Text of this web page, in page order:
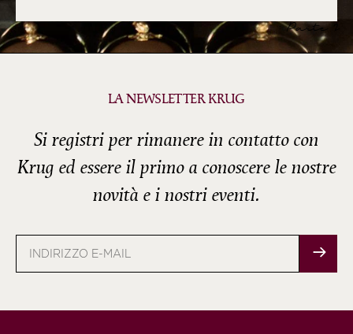
Parte 2
LA NEWSLETTER KRUG
Si registri per rimanere in contatto con
Krug ed essere il primo a conoscere le nostre
novità e i nostri eventi.